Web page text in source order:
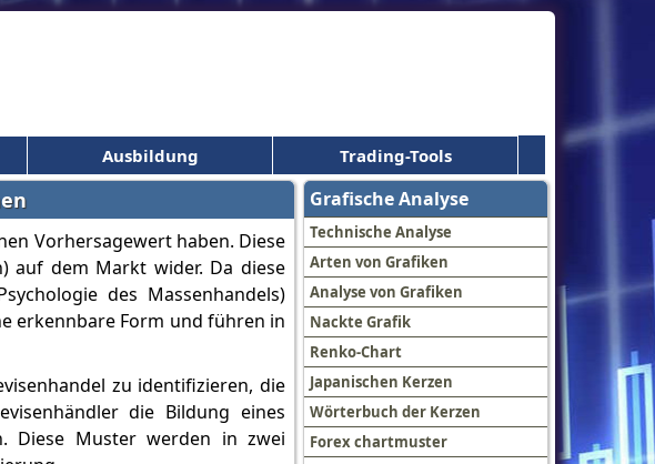
Ausbildung Trading-Tools
Grafische Analyse
Technische Analyse
Arten von Grafiken
Analyse von Grafiken
Nackte Grafik
Renko-Chart
Japanischen Kerzen
Wörterbuch der Kerzen
Forex chartmuster
Vorhersagewert haben. Diese
auf dem Markt wider. Da diese
des Massenhandels)
erkennbare Form und führen in
zu identifizieren, die
die Bildung eines
Diese Muster werden in zwei